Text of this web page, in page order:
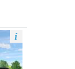
i